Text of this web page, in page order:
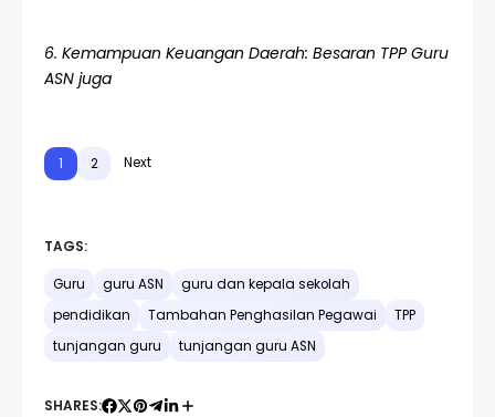
6. Kemampuan Keuangan Daerah: Besaran TPP Guru
ASN juga
1 2 Next
TAGS:
Guru guru ASN
guru dan kepala sekolah
pendidikan
Tambahan Penghasilan Pegawai
TPP
tunjangan guru
tunjangan guru ASN
SHARES: